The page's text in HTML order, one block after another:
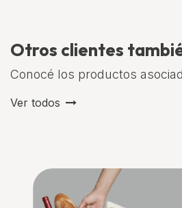
Otros clientes
Conocé los productos
Ver todos